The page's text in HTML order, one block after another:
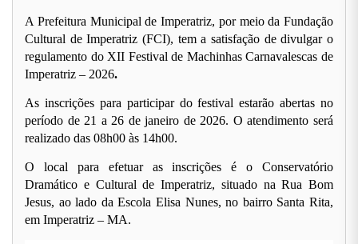
A Prefeitura Municipal de Imperatriz, por meio da Fundação
Cultural de Imperatriz (FCI), tem a satisfação de divulgar o
regulamento do XII Festival de Machinhas Carnavalescas de
Imperatriz – 2026.
As inscrições para participar do festivalestarão abertas no
período de 21 a 26 de janeiro de 2026. O atendimento será
realizado das 08h00 às 14h00.
O local para efetuar as inscrições é o Conservatório
Dramático e Cultural de Imperatriz, situado na Rua Bom
Jesus, ao lado da Escola Elisa Nunes, no bairro Santa Rita,
em Imperatriz – MA.